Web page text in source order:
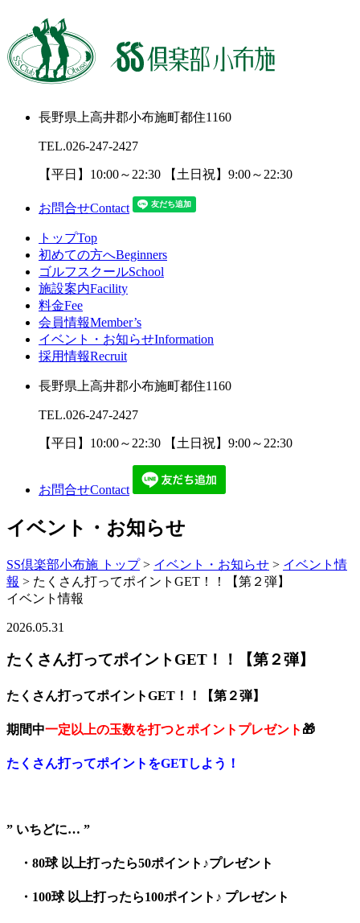
長野県上高井郡小布施町都住1160
TEL.026-247-2427
【平日】10:00～22:30 【土日祝】9:00～22:30
お問合せContact
トップTop
初めての方へBeginners
ゴルフスクールSchool
施設案内Facility
料金Fee
会員情報Member’s
イベント・お知らせInformation
採用情報Recruit
長野県上高井郡小布施町都住1160
TEL.026-247-2427
【平日】10:00～22:30 【土日祝】9:00～22:30
お問合せContact
イベント・お知らせ
SS倶楽部小布施 トップ> イベント・お知らせ > イベント情
報 > たくさん打ってポイントGET！！【第２弾】
イベント情報
2026.05.31
たくさん打ってポイントGET！！【第２弾】
たくさん打ってポイントGET！！【第２弾】
期間中一定以上の玉数を打つとポイントプレゼント 🎁
たくさん打ってポイントをGETしよう！
” いちどに… ”
・80球 以上打ったら50ポイント♪プレゼント
・100球 以上打ったら100ポイント♪ プレゼント